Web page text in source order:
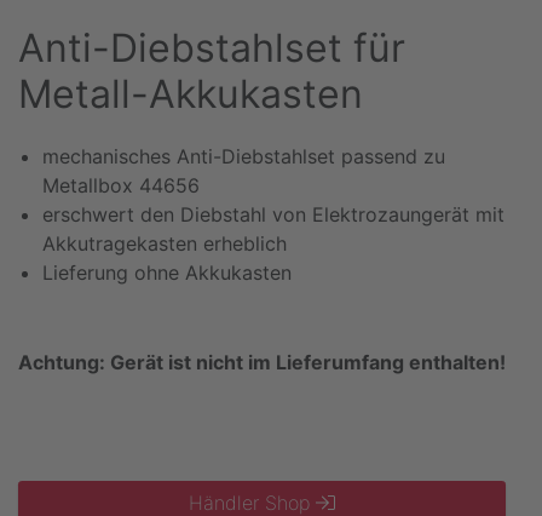
Anti-Diebstahlset für
Metall-Akkukasten
mechanisches Anti-Diebstahlset passend zu
Metallbox 44656
erschwert den Diebstahl von Elektrozaungerät mit
Akkutragekasten erheblich
Lieferung ohne Akkukasten
Achtung: Gerät ist nicht im Lieferumfang enthalten!
Händler Shop